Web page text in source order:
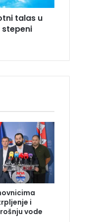
talas u
stepeni
i
vode